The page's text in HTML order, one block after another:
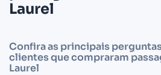
Laurel
Confira as principais
clientes que compraram
Laurel